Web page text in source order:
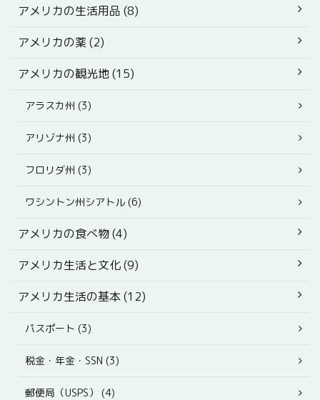
アメリカの生活用品 (8)
アメリカの薬 (2)
アメリカの観光地 (15)
アラスカ州 (3)
アリゾナ州 (3)
フロリダ州 (3)
ワシントン州シアトル (6)
アメリカの食べ物 (4)
アメリカ生活と文化 (9)
アメリカ生活の基本 (12)
パスポート (3)
税金・年金・SSN (3)
郵便局（USPS） (4)